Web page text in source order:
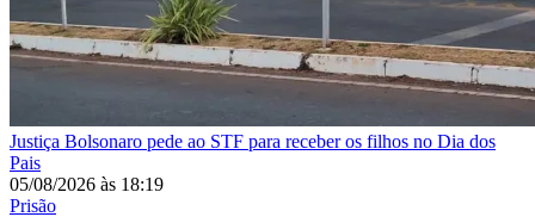
Justiça Bolsonaro pede ao STF para receber os filhos no Dia dos
Pais
05/08/2026 às 18:19
Prisão